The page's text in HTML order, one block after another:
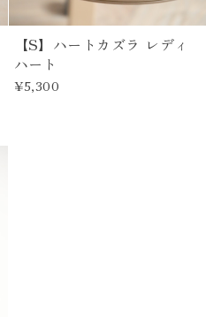
【S】ハートカズラ レディ
ハート
¥5,300